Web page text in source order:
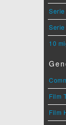
Serie
Serie
10
Film
Film